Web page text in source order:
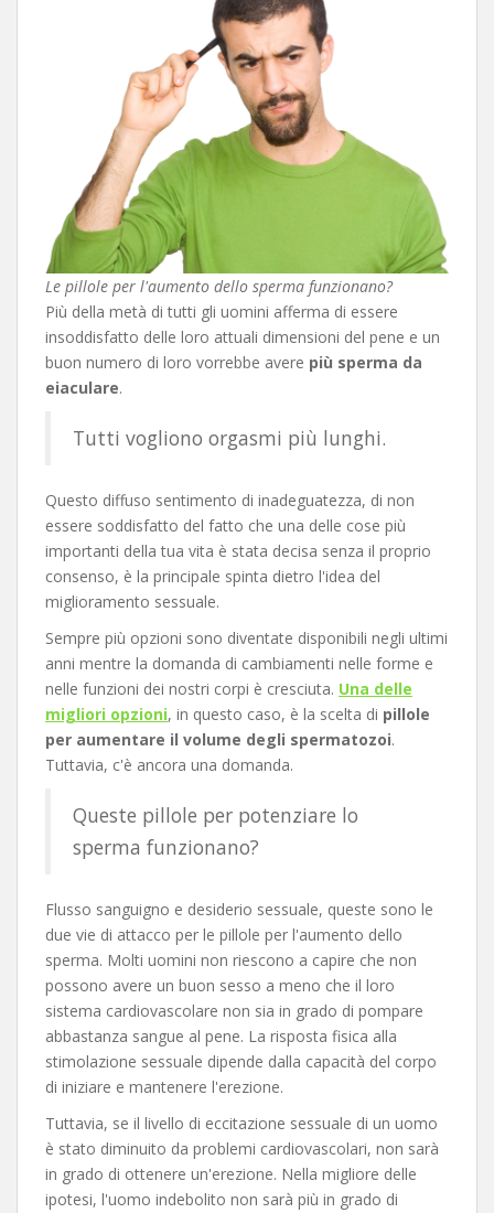
Le pillole per l'aumento dello sperma funzionano?
Più della metà di tutti gli uomini afferma di essere
insoddisfatto delle loro attuali dimensioni del pene e un
buon numero di loro vorrebbe avere più sperma da
eiaculare.
Tutti vogliono orgasmi più lunghi.
Questo diffuso sentimento di inadeguatezza, di non
essere soddisfatto del fatto che una delle cose più
importanti della tua vita è stata decisa senza il proprio
consenso, è la principale spinta dietro l'idea del
miglioramento sessuale.
Sempre più opzioni sono diventate disponibili negli ultimi
anni mentre la domanda di cambiamenti nelle forme e
nelle funzioni dei nostri corpi è cresciuta. Una delle
migliori opzioni, in questo caso, è la scelta di pillole
per aumentare il volume degli spermatozoi.
Tuttavia, c'è ancora una domanda.
Queste pillole per potenziare lo
sperma funzionano?
Flusso sanguigno e desiderio sessuale, queste sono le
due vie di attacco per le pillole per l'aumento dello
sperma. Molti uomini non riescono a capire che non
possono avere un buon sesso a meno che il loro
sistema cardiovascolare non sia in grado di pompare
abbastanza sangue al pene. La risposta fisica alla
stimolazione sessuale dipende dalla capacità del corpo
di iniziare e mantenere l'erezione.
Tuttavia, se il livello di eccitazione sessuale di un uomo
è stato diminuito da problemi cardiovascolari, non sarà
in grado di ottenere un'erezione. Nella migliore delle
ipotesi, l'uomo indebolito non sarà più in grado di